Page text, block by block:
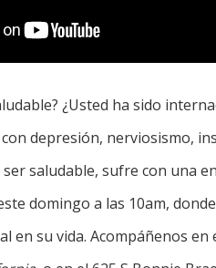
¿Usted ha sido
depresión, nerviosismo,
saludable, sufre con una
domingo a las 10am,
en su vida. Acompáñenos en